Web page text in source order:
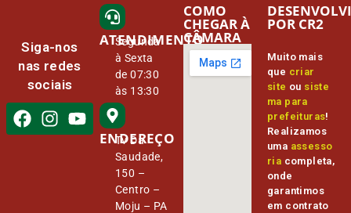
Siga-nos
nas redes
sociais
ATENDIMENTO
Segunda
à Sexta
de 07:30
às 13:30
ENDEREÇO
Tv Da
Saudade,
150 –
Centro –
Moju – PA
COMO
CHEGAR À
CÂMARA
Muito mais
que criar
site ou siste
ma para
prefeituras!
Realizamos
uma assesso
ria completa,
onde
garantimos
em contrato
POR CR2